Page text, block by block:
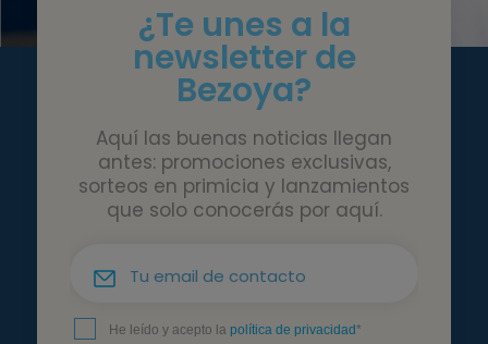
¿Te unes a la
newsletter de
Bezoya?
Aquí las buenas noticias llegan
antes: promociones exclusivas,
sorteos en primicia y lanzamientos
que solo conocerás por aquí.
He leído y acepto la política de privacidad*